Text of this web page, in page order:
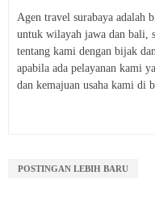
Agen travel surabaya adalah
untuk wilayah jawa dan bali,
tentang kami dengan bijak
apabila ada pelayanan kami
dan kemajuan usaha kami di
POSTINGAN LEBIH BARU